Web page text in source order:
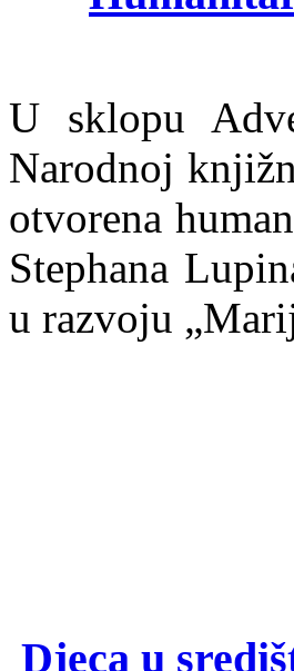
U sklopu
Narodnoj
otvorena
Stephana
u razvoju
Djeca u